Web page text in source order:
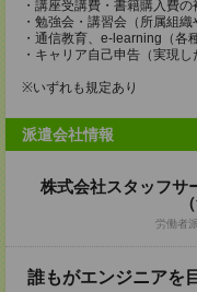
・講座受講費・書籍購入費の
・勉強会・講習会（所属組織
・通信教育、e-learning（各
・キャリア自己申告（実現
※いずれも規定あり
派遣会社情報
株式会社スタッフ
労働者
誰もがエンジニアを